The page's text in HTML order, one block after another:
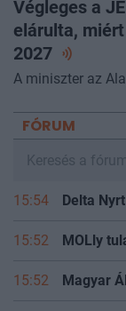
Végleges a
elárulta,
2027
A miniszter az
FÓRUM
15:54 Delta Nyrt
15:52 MOLly
15:52 Magyar